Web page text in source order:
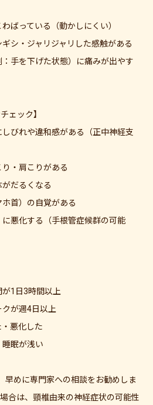
ばっている（動かしにくい）
シ・ジャリジャリした感触がある
手を下げた状態）に痛みが出やす
ェック】
びれや違和感がある（正中神経支
・肩こりがある
だるくなる
首）の自覚がある
悪化する（手根管症候群の可能
1日3時間以上
が週4日以上
悪化した
眠が浅い
早めに専門家への相談をお勧めしま
合は、頸椎由来の神経症状の可能性